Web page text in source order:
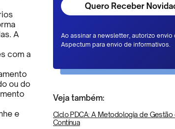
A
com a
ou do
e
Ao assinar a newsletter, autorizo envio
Aspectum para envio de informativos.
Veja também:
Ciclo PDCA: A Metodologia de
Contínua